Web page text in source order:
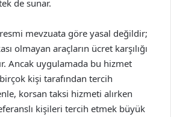
de sunar.
mevzuata göre yasal değildir;
olmayan araçların ücret karşılığı
Ancak uygulamada bu hizmet
kişi tarafından tercih
korsan taksi hizmeti alırken
kişileri tercih etmek büyük